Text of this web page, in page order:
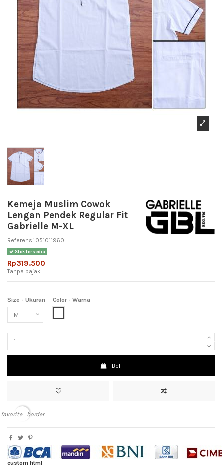
Kemeja Muslim Cowok
Lengan Pendek Regular Fit
Gabrielle M-XL
Referensi 051011960
Stok tersedia
Rp319.500
Tanpa pajak
Size - Ukuran
Color - Warna
Beli
favorite_border
custom html